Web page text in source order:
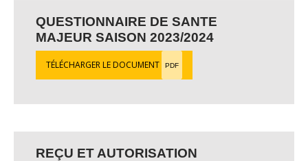
QUESTIONNAIRE DE SANTE
MAJEUR SAISON 2023/2024
TÉLÉCHARGER LE DOCUMENT PDF
REÇU ET AUTORISATION